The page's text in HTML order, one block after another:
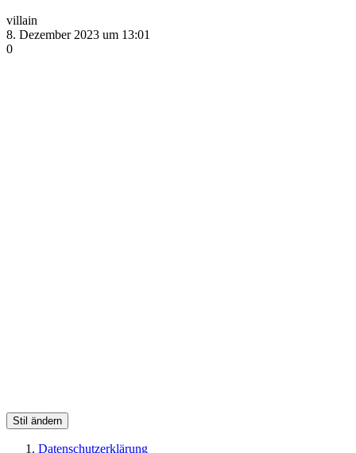
villain
8. Dezember 2023 um 13:01
0
Stil ändern
Datenschutzerklärung